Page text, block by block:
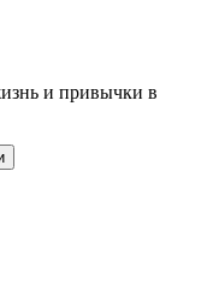
и привычки в